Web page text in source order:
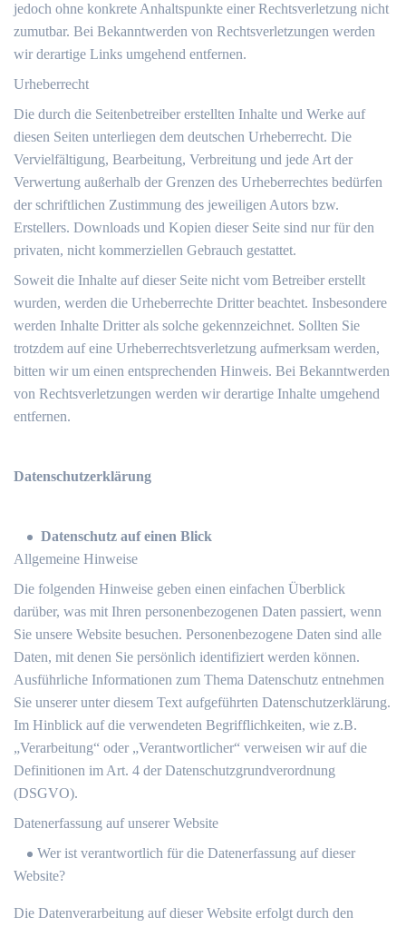
jedoch ohne konkrete Anhaltspunkte einer Rechtsverletzung nicht
zumutbar. Bei Bekanntwerden von Rechtsverletzungen werden
wir derartige Links umgehend entfernen.
Urheberrecht
Die durch die Seitenbetreiber erstellten Inhalte und Werke auf
diesen Seiten unterliegen dem deutschen Urheberrecht. Die
Vervielfältigung, Bearbeitung, Verbreitung und jede Art der
Verwertung außerhalb der Grenzen des Urheberrechtes bedürfen
der schriftlichen Zustimmung des jeweiligen Autors bzw.
Erstellers. Downloads und Kopien dieser Seite sind nur für den
privaten, nicht kommerziellen Gebrauch gestattet.
Soweit die Inhalte auf dieser Seite nicht vom Betreiber erstellt
wurden, werden die Urheberrechte Dritter beachtet. Insbesondere
werden Inhalte Dritter als solche gekennzeichnet. Sollten Sie
trotzdem auf eine Urheberrechtsverletzung aufmerksam werden,
bitten wir um einen entsprechenden Hinweis. Bei Bekanntwerden
von Rechtsverletzungen werden wir derartige Inhalte umgehend
entfernen.
Datenschutzerklärung
Datenschutz auf einen Blick
Allgemeine Hinweise
Die folgenden Hinweise geben einen einfachen Überblick
darüber, was mit Ihren personenbezogenen Daten passiert, wenn
Sie unsere Website besuchen. Personenbezogene Daten sind alle
Daten, mit denen Sie persönlich identifiziert werden können.
Ausführliche Informationen zum Thema Datenschutz entnehmen
Sie unserer unter diesem Text aufgeführten Datenschutzerklärung.
Im Hinblick auf die verwendeten Begrifflichkeiten, wie z.B.
„Verarbeitung“ oder „Verantwortlicher“ verweisen wir auf die
Definitionen im Art. 4 der Datenschutzgrundverordnung
(DSGVO).
Datenerfassung auf unserer Website
Wer ist verantwortlich für die Datenerfassung auf dieser
Website?
Die Datenverarbeitung auf dieser Website erfolgt durch den